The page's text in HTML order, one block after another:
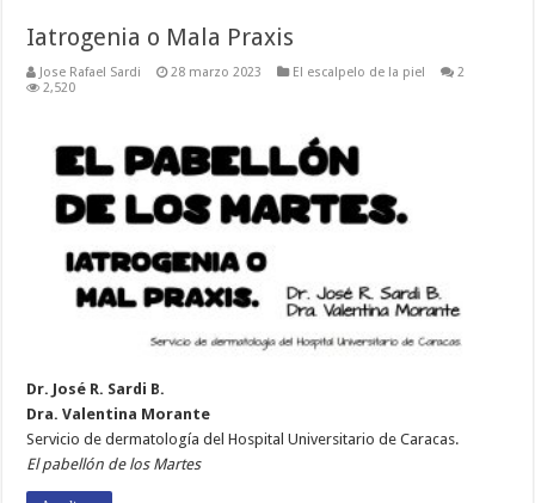
Iatrogenia o Mala Praxis
Jose Rafael Sardi 28 marzo 2023 El escalpelo de la piel
2
2,520
Dr. José R. Sardi B.
Dra. Valentina Morante
Servicio de dermatología del Hospital Universitario de Caracas.
El pabellón de los Martes